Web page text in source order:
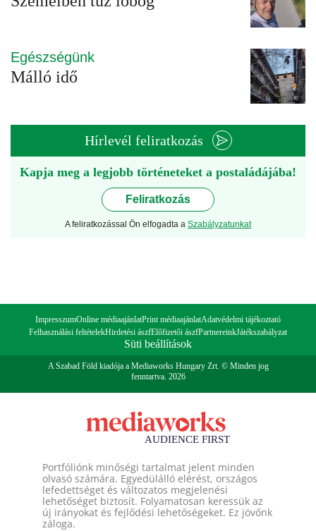
Egészségünk
Málló idő
Hírlevél feliratkozás
Kapja meg a legjobb történeteket a postaládájába!
Feliratkozás
A feliratkozással Ön elfogadta a Szabályzatunkat
ImpresszumOnline médiaajánlatPrint médiaajánlatAdatvédelmi tájékoztató
Felhasználási feltételekHirdetési ászfElőfizetői ászfPartnereinkJátékszabályzat
Süti beállítások
A Szabad Föld kiadója a Mediaworks Hungary Zrt. © Minden jog
fenntartva. 2026
Portfóliónk minőségi tartalmat jelent minden
olvasó számára. Egyedülálló elérést, országos
lefedettséget és változatos megjelenési
lehetőséget biztosít. Folyamatosan keressük az
új irányokat és fejlődési lehetőségeket. Ez jövőnk
záloga.